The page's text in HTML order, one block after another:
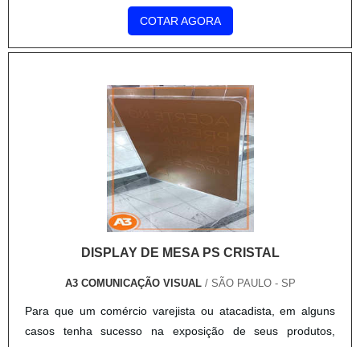
COTAR AGORA
DISPLAY DE MESA PS CRISTAL
A3 COMUNICAÇÃO VISUAL/ SÃO PAULO - SP
Para que um comércio varejista ou atacadista, em alguns
casos tenha sucesso na exposição de seus produtos,